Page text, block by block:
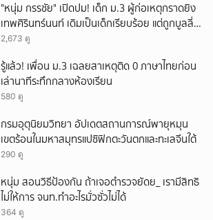
"หนุ่ม กรรชัย" เปิดปม! เด็ก ม.3 ผู้ก่อเหตุกราดยิง
เทพศิรินทร์นนท์ เดิมเป็นเด็กเรียบร้อย แต่ถูกบูลลี่
หนัก คาดแรงกดดันสะสมกลายเป็นแรงแค้น จนก่อ
2,673 ดู
รู้แล้ว! เพื่อน ม.3 เฉลยสาเหตุติด 0 ภาษาไทยก่อน
เล่านาทีระทึกกลางห้องเรียน
580 ดู
กรมอุตุนิยมวิทยา อัปเดตสถานการณ์พายุหมุน
เขตร้อนในมหาสมุทรแปซิฟิกตะวันตกและทะเลจีนใต้
290 ดู
หนุ่ม สอนวิธีป้องกัน ถ้าเจอตำรวจยัดย_ เรามีสิทธิ
ไม่ให้การ จนท.ทำอะไรมั่วซั่วไม่ได้
364 ดู